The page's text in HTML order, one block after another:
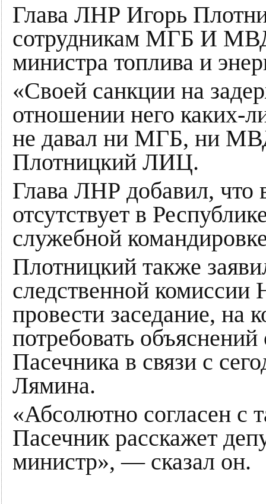
Глава ЛНР Игорь
сотрудникам МГБ И
министра топлива и
«Своей санкции на
отношении него каких-
не давал ни МГБ, ни
Плотницкий ЛИЦ.
Глава ЛНР добавил, что
отсутствует в
служебной
Плотницкий также
следственной
провести заседание, на
потребовать
Пасечника в связи с
Лямина.
«Абсолютно согласен с
Пасечник расскажет
министр», — сказал он.